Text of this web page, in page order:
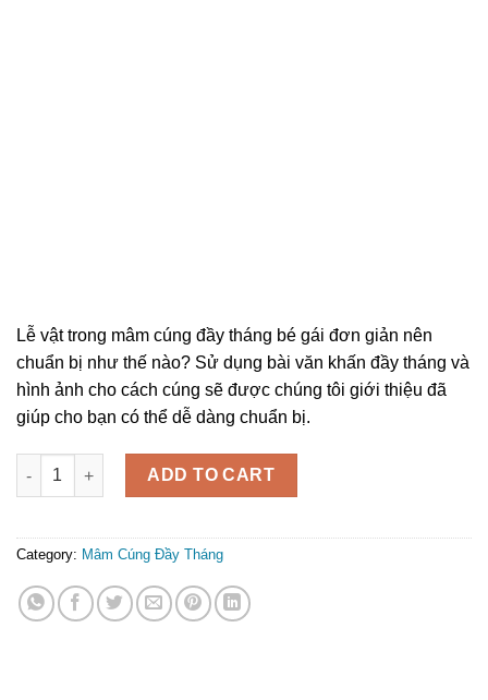
Lễ vật trong mâm cúng đầy tháng bé gái đơn giản nên
chuẩn bị như thế nào? Sử dụng bài văn khấn đầy tháng và
hình ảnh cho cách cúng sẽ được chúng tôi giới thiệu đã
giúp cho bạn có thể dễ dàng chuẩn bị.
Mâm Cúng Đầy Tháng Bé Gái quantity
ADD TO CART
Category: Mâm Cúng Đầy Tháng